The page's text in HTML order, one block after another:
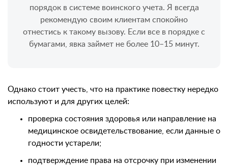
порядок в системе воинского учета. Я всегда
рекомендую своим клиентам спокойно
отнестись к такому вызову. Если все в порядке с
бумагами, явка займет не более 10–15 минут.
Однако стоит учесть, что на практике повестку нередко
используют и для других целей:
проверка состояния здоровья или направление на
медицинское освидетельствование, если данные о
годности устарели;
подтверждение права на отсрочку при изменении